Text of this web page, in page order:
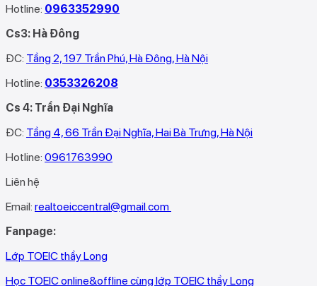
Hotline: 0963352990
Cs3: Hà Đông
ĐC: Tầng 2, 197 Trần Phú, Hà Đông, Hà Nội
Hotline: 0353326208‬
Cs 4: Trần Đại Nghĩa
ĐC: Tầng 4, 66 Trần Đại Nghĩa, Hai Bà Trưng, Hà Nội
Hotline: 0961763990
Liên hệ
Email: realtoeiccentral@gmail.com
Fanpage:
Lớp TOEIC thầy Long
Học TOEIC online&offline cùng lớp TOEIC thầy Long